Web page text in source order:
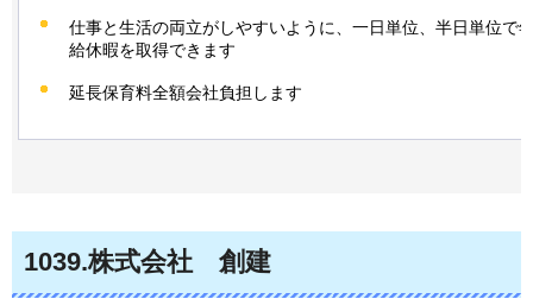
仕事と生活の両立がしやすいように、一日単位、半日単位で
給休暇を取得できます
延長保育料全額会社負担します
1039.株式会社 創建